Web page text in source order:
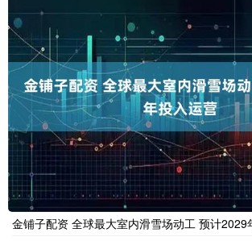
金铺子配资 全球最大室内滑雪场动工 预计2029